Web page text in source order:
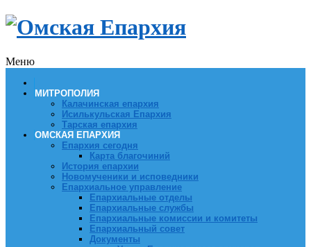
Меню
МИТРОПОЛИЯ
Калачинская епархия
Исилькульская Епархия
Тарская епархия
ОМСКАЯ ЕПАРХИЯ
Епархия сегодня
Карта благочиний
История епархии
Новомученики и исповедники
Епархиальное управление
Епархиальные отделы
Епархиальные службы
Епархиальные комиссии и комитеты
Епархиальный совет
Документы